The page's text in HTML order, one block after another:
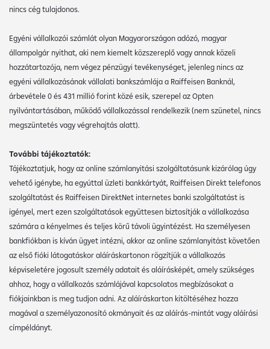
nincs cég tulajdonos.
Egyéni vállalkozói számlát olyan Magyarországon adózó, magyar
állampolgár nyithat, aki nem kiemelt közszereplő vagy annak közeli
hozzátartozója, nem végez pénzügyi tevékenységet, jelenleg nincs az
egyéni vállalkozásának vállalati bankszámlája a Raiffeisen Banknál,
árbevétele 0 és 431 millió forint közé esik, szerepel az Opten
nyilvántartásában, működő vállalkozással rendelkezik (nem szünetel, nincs
megszüntetés vagy végrehajtás alatt).
További tájékoztatók:
Tájékoztatjuk, hogy az online számlanyitási szolgáltatásunk kizárólag úgy
vehető igénybe, ha egyúttal üzleti bankkártyát, Raiffeisen Direkt telefonos
szolgáltatást és Raiffeisen DirektNet internetes banki szolgáltatást is
igényel, mert ezen szolgáltatások együttesen biztosítják a vállalkozása
számára a kényelmes és teljes körű távoli ügyintézést. Ha személyesen
bankfiókban is kíván ügyet intézni, akkor az online számlanyitást követően
az első fióki látogatáskor aláíráskartonon rögzítjük a vállalkozás
képviseletére jogosult személy adatait és aláírásképét, amely szükséges
ahhoz, hogy a vállalkozás számlájával kapcsolatos megbízásokat a
fiókjainkban is meg tudjon adni. Az aláíráskarton kitöltéséhez hozza
magával a személyazonosító okmányait és az aláírás-mintát vagy aláírási
címpéldányt.